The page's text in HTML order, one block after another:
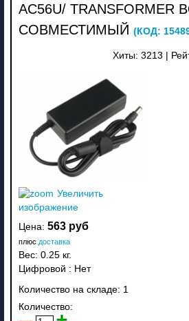
AC56U/ TRANSFORMER
СОВМЕСТИМЫЙ (КОД:
Хиты: 3213
Увеличить
изображение
Цена: 563 руб
плюс доставка
Вес: 0.25 кг.
Цифровой : Нет
Количество на складе: 1
Количество: